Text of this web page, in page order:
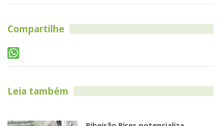
Compartilhe
Leia também